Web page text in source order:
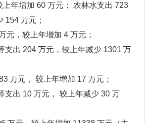
年增加 60 万元； 农林水支出 723
154 万元；
元，较上年增加 4 万元；
支出 204 万元，较上年减少 1301 万
万元， 较上年增加 17 万元；
支出 10 万元， 较上年减少 30 万